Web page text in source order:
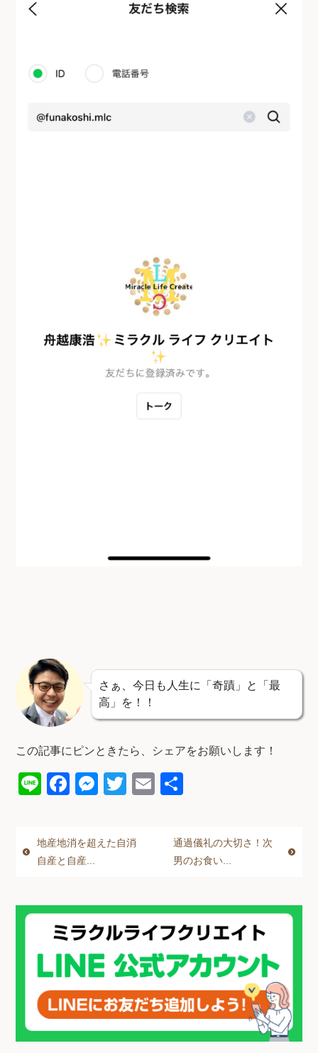
さぁ、今日も人生に「奇蹟」と「最
高」を！！
この記事にピンときたら、シェアをお願いします！
Li
F
e
o
k
M
e
er
T
er
E
地産地消を超えた自消
自産と自産...
通過儀礼の大切さ！次
男のお食い...